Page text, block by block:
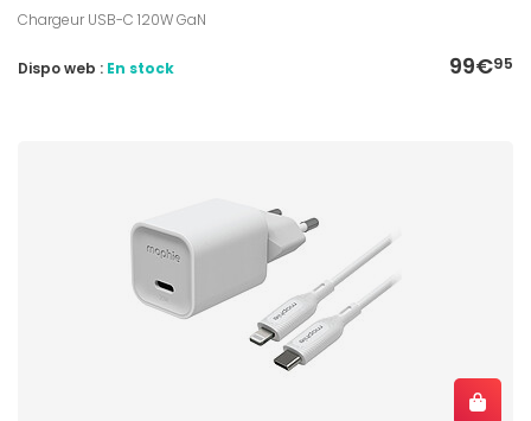
Chargeur USB-C 120W GaN
99€95
Dispo web : En stock